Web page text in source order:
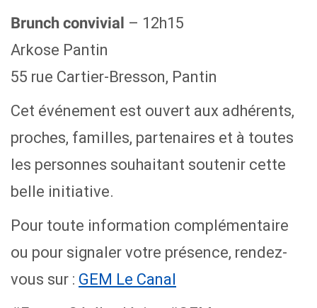
Brunch convivial – 12h15
Arkose Pantin
55 rue Cartier-Bresson, Pantin
Cet événement est ouvert aux adhérents,
proches, familles, partenaires et à toutes
les personnes souhaitant soutenir cette
belle initiative.
Pour toute information complémentaire
ou pour signaler votre présence, rendez-
vous sur : GEM Le Canal